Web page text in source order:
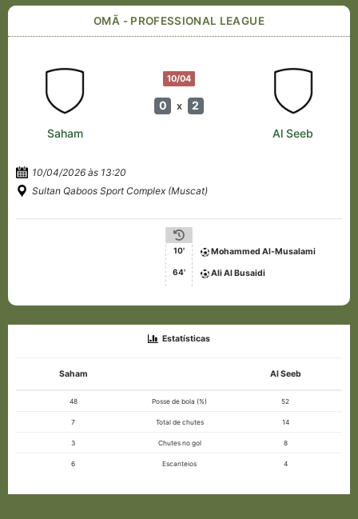
OMÃ - PROFESSIONAL LEAGUE
10/04
0 x 2
Saham Al Seeb
10/04/2026 às 13:20
Sultan Qaboos Sport Complex (Muscat)
10' Mohammed Al-Musalami
64' Ali Al Busaidi
Estatísticas
Saham Al Seeb
48 Posse de bola (%) 52
7 Total de chutes 14
3 Chutes no gol 8
6 Escanteios 4